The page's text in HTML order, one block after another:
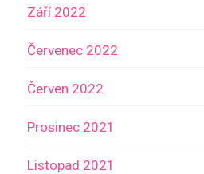
Září 2022
Červenec 2022
Červen 2022
Prosinec 2021
Listopad 2021